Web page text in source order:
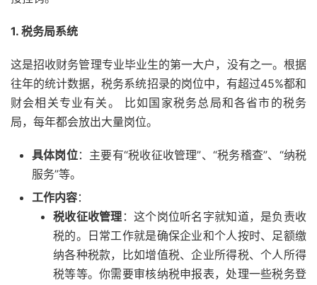
1. 税务局系统
这是招收财务管理专业毕业生的第一大户，没有之一。根据
往年的统计数据，税务系统招录的岗位中，有超过45%都和
财会相关专业有关。 比如国家税务总局和各省市的税务
局，每年都会放出大量岗位。
具体岗位：主要有“税收征收管理”、“税务稽查”、“纳税
服务”等。
工作内容：
税收征收管理 ：这个岗位听名字就知道，是负责收
税的。日常工作就是确保企业和个人按时、足额缴
纳各种税款，比如增值税、企业所得税、个人所得
税等等。你需要审核纳税申报表，处理一些税务登